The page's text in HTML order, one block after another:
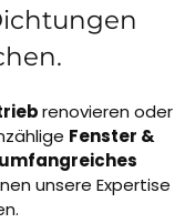
renovieren oder
Fenster &
umfangreiches
unsere Expertise